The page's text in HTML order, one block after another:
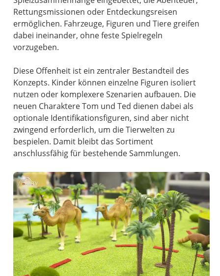
Rettungsmissionen oder Entdeckungsreisen
ermöglichen. Fahrzeuge, Figuren und Tiere greifen
dabei ineinander, ohne feste Spielregeln
vorzugeben.
Diese Offenheit ist ein zentraler Bestandteil des
Konzepts. Kinder können einzelne Figuren isoliert
nutzen oder komplexere Szenarien aufbauen. Die
neuen Charaktere Tom und Ted dienen dabei als
optionale Identifikationsfiguren, sind aber nicht
zwingend erforderlich, um die Tierwelten zu
bespielen. Damit bleibt das Sortiment
anschlussfähig für bestehende Sammlungen.